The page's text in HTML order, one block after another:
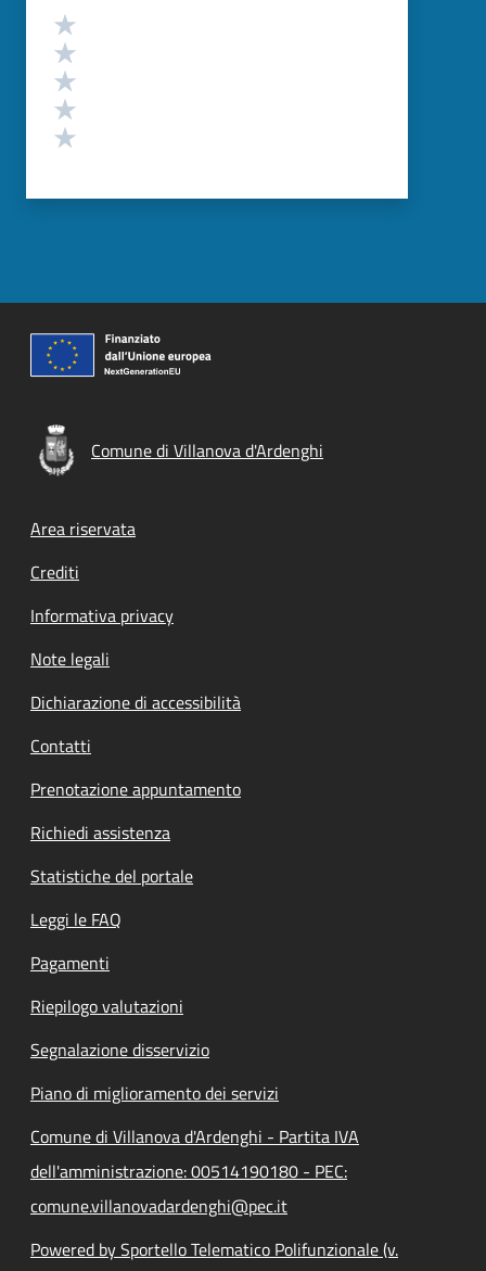
Valutazione
Comune di Villanova d'Ardenghi
Footer menu
Area riservata
Crediti
Informativa privacy
Note legali
Dichiarazione di accessibilità
Contatti
Prenotazione appuntamento
Richiedi assistenza
Statistiche del portale
Leggi le FAQ
Pagamenti
Riepilogo valutazioni
Segnalazione disservizio
Piano di miglioramento dei servizi
Comune di Villanova d'Ardenghi - Partita IVA
dell'amministrazione: 00514190180 - PEC:
comune.villanovadardenghi@pec.it
Powered by Sportello Telematico Polifunzionale (v.